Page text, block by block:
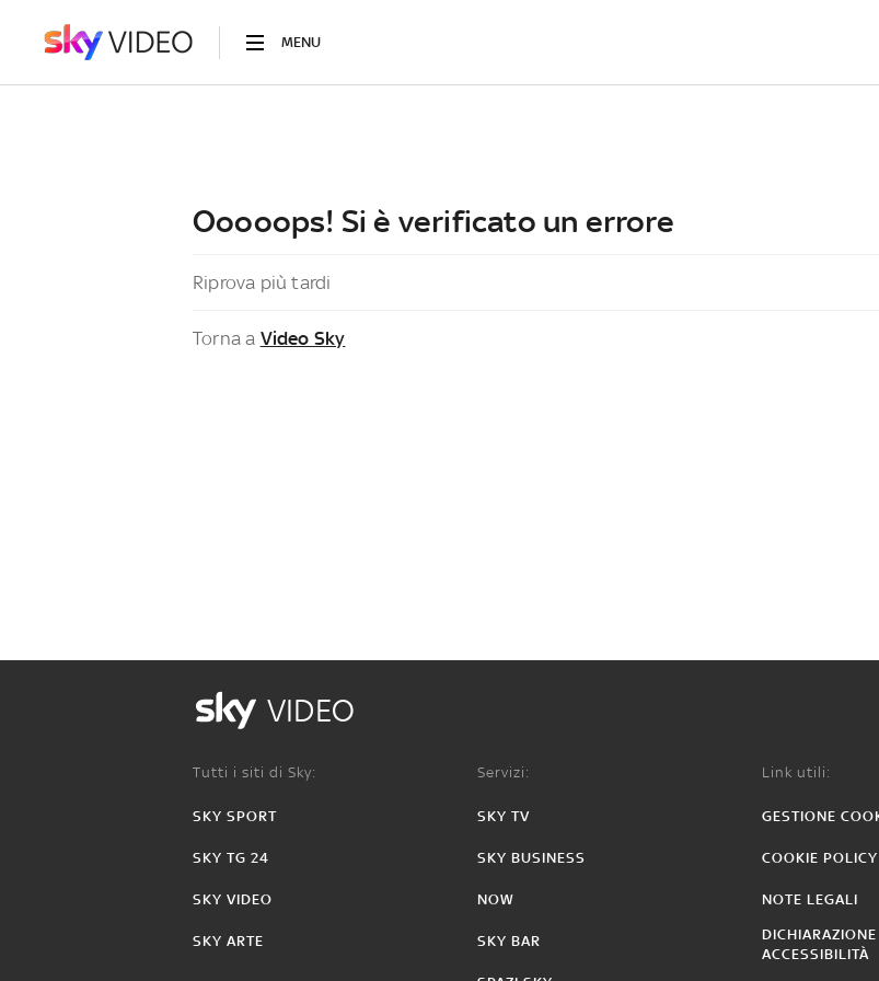
MENU
Ooooops! Si è verificato un errore
Riprova più tardi
Torna a Video Sky
VIDEO
Tutti i siti di Sky:
SKY SPORT
SKY TG 24
SKY VIDEO
SKY ARTE
Servizi:
SKY TV
SKY BUSINESS
NOW
SKY BAR
Link utili:
GESTIONE
COOKIE POLICY
NOTE LEGALI
DICHIARAZIONE
ACCESSIBILITÀ